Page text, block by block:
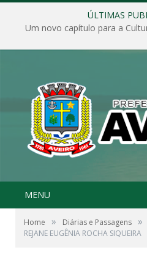
ÚLTIMAS
Um novo capítulo para a
MENU
Home » Diárias e Passagens »
REJANE EUGÊNIA ROCHA SIQUEIRA